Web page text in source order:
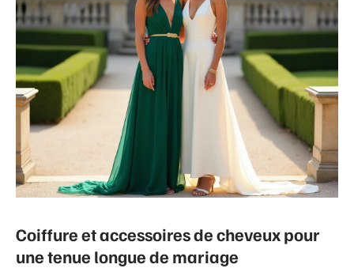
Coiffure et accessoires de cheveux pour
une tenue longue de mariage